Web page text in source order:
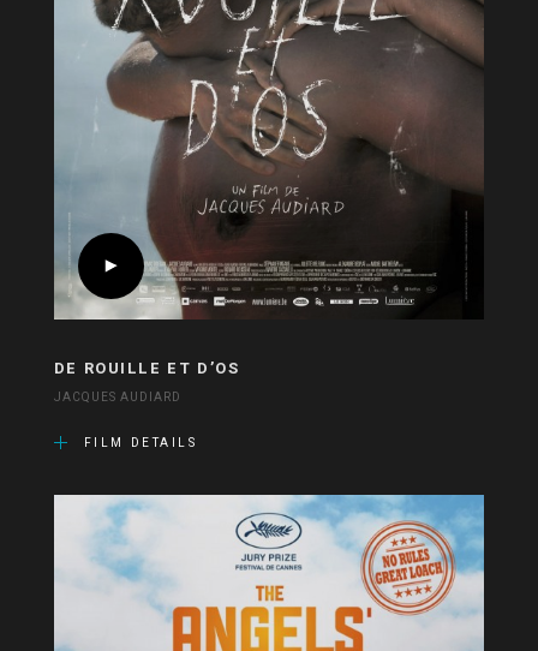
DE ROUILLE ET D’OS
JACQUES AUDIARD
FILM DETAILS